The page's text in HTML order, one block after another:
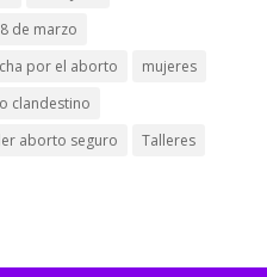
de marzo
por el aborto
mujeres
clandestino
aborto seguro
Talleres